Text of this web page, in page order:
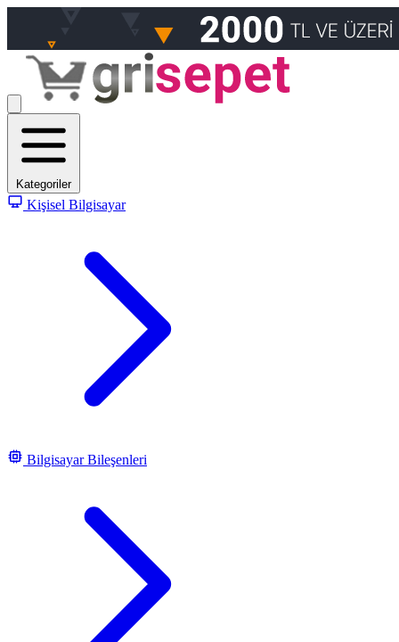
Kategoriler
Kişisel Bilgisayar
Bilgisayar Bileşenleri